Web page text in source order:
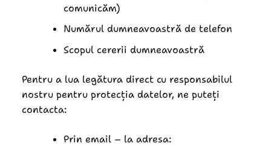
comunicăm)
Numărul dumneavoastră de telefon
Scopul cererii dumneavoastră
Pentru a lua legătura direct cu responsabilul
nostru pentru protecția datelor, ne puteți
contacta:
Prin email – la adresa: